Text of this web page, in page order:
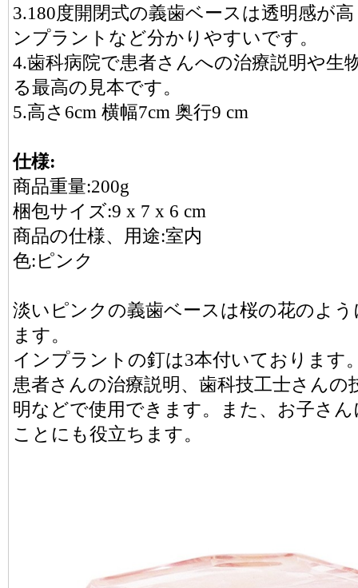
3.180度開閉式の義歯ベースは透明感が
ンプラントなど分かりやすいです。
4.歯科病院で患者さんへの治療説明や生
る最高の見本です。
5.高さ6cm 横幅7cm 奥行9 cm
仕様:
商品重量:200g
梱包サイズ:9 x 7 x 6 cm
商品の仕様、用途:室内
色:ピンク
淡いピンクの義歯ベースは桜の花のよ
ます。
インプラントの釘は3本付いております
患者さんの治療説明、歯科技工士さんの
明などで使用できます。また、お子さ
ことにも役立ちます。